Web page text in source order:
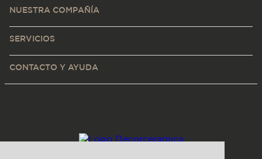
NUESTRA COMPAÑÍA
SERVICIOS
CONTACTO Y AYUDA